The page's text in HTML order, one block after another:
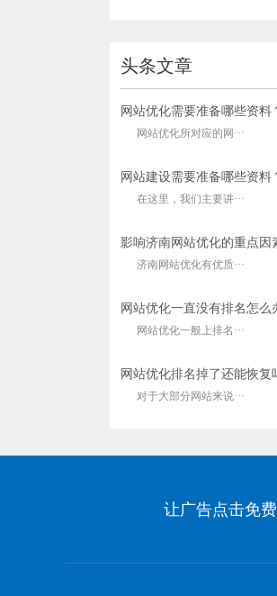
头条文章
网站优化需要准备哪些资料
网站优化所对应的网···
网站建设需要准备哪些资料
在这里，我们主要讲···
影响济南网站优化的重点因
济南网站优化有优质···
网站优化一直没有排名怎么
网站优化一般上排名···
网站优化排名掉了还能恢复
对于大部分网站来说···
让广告点击免费